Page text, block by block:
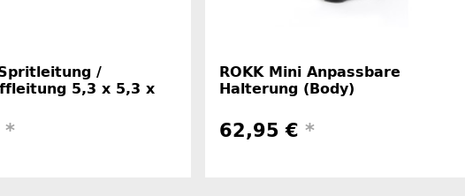
/
5,3 x 5,3 x
*
ROKK Mini Anpassbare
Halterung (Body)
62,95 € *